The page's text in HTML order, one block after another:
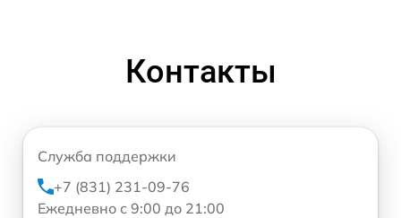
Контакты
Служба поддержки
+7 (831) 231-09-76
Ежедневно с 9:00 до 21:00